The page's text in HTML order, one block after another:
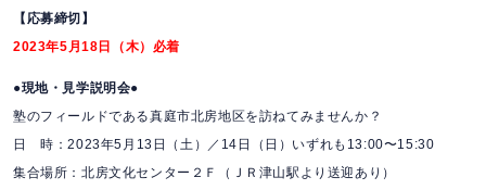
【応募締切】
2023年5月18日（木）必着
●現地・見学説明会●
塾のフィールドである真庭市北房地区を訪ねてみませんか？
日 時：2023年5月13日（土）／14日（日）いずれも13:00〜15:30
集合場所：北房文化センター２Ｆ（ＪＲ津山駅より送迎あり）